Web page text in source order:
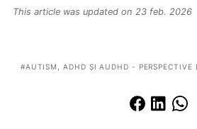
This article was updated on 23 feb. 2026
AUTISM, ADHD ȘI AUDHD - PERSPECTIVE